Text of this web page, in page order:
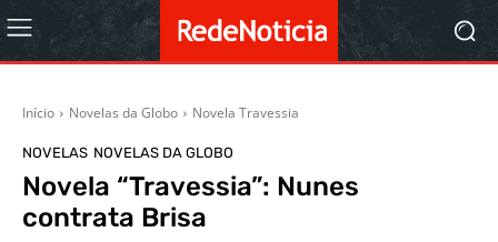
Início Novelas da Globo Novela Travessia
NOVELAS NOVELAS DA GLOBO
Novela “Travessia”: Nunes
contrata Brisa